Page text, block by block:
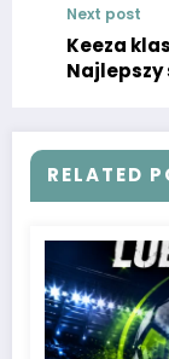
Next post
Keeza
Najlepszy
RELATED